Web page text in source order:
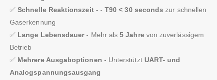
✅Schnelle Reaktionszeit- -T90 < 30 seconds zur schnellen
Gaserkennung
✅ Lange Lebensdauer- Mehr als5 Jahrevon zuverlässigem
Betrieb
✅ Mehrere Ausgaboptionen - Unterstützt UART- und
Analogspannungsausgang